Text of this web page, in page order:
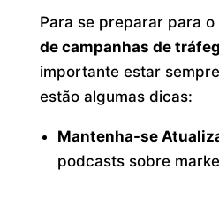
Para se preparar para
de campanhas de
importante estar
estão algumas dicas:
Mantenha-se
podcasts sobre